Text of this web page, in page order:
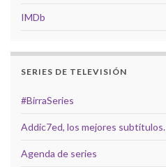
IMDb
SERIES DE TELEVISIÓN
#BirraSeries
Addic7ed, los mejores subtítulos.
Agenda de series